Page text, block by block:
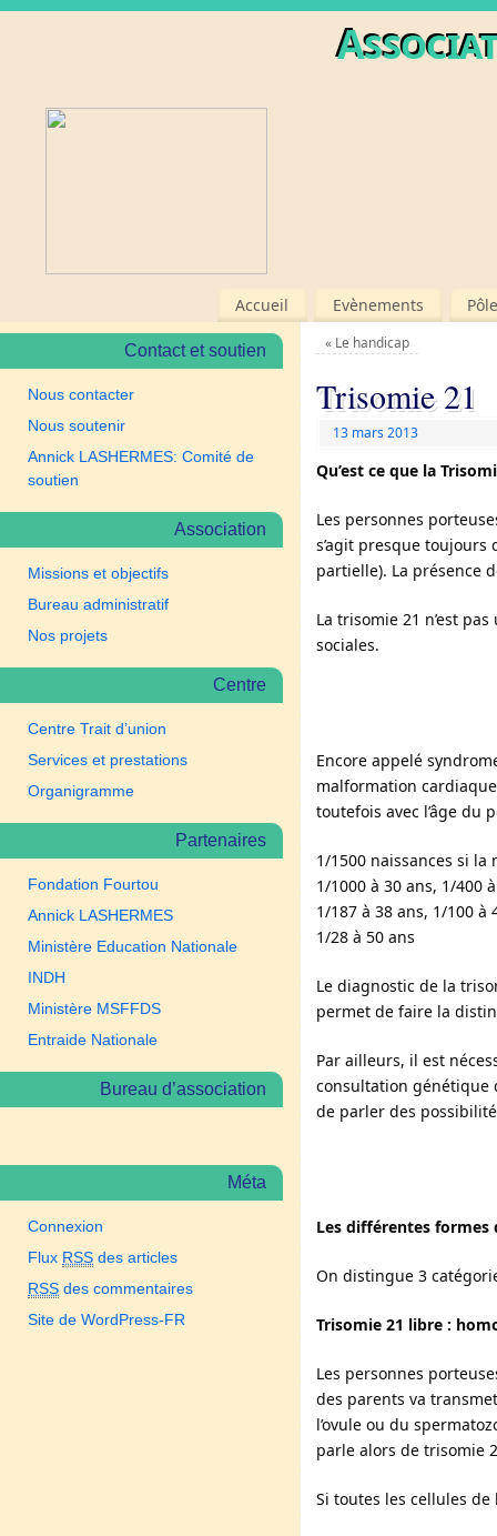
Accueil Evènements
«Le handicap
Trisomie 21
13 mars 2013
Qu’est ce que la
Les personnes
s’agit presque
partielle). La présence
La trisomie 21 n’est
sociales.
Encore appelé
malformation
toutefois avec l’âge du
1/1500 naissances si la
1/1000 à 30 ans, 1/400
1/187 à 38 ans, 1/100 à
1/28 à 50 ans
Le diagnostic de la
permet de faire la
Par ailleurs, il est
consultation génétique
de parler des
Les différentes formes
On distingue 3
Trisomie 21 libre :
Les personnes
des parents va
l’ovule ou du
parle alors de trisomie
Si toutes les cellules
Contact et soutien
Nous contacter
Nous soutenir
Annick LASHERMES: Comité de
soutien
Association
Missions et objectifs
Bureau administratif
Nos projets
Centre
Centre Trait d’union
Services et prestations
Organigramme
Partenaires
Fondation Fourtou
Annick LASHERMES
Ministère Education Nationale
INDH
Ministère MSFFDS
Entraide Nationale
Bureau d’association
Méta
Connexion
Flux RSS des articles
RSS des commentaires
Site de WordPress-FR